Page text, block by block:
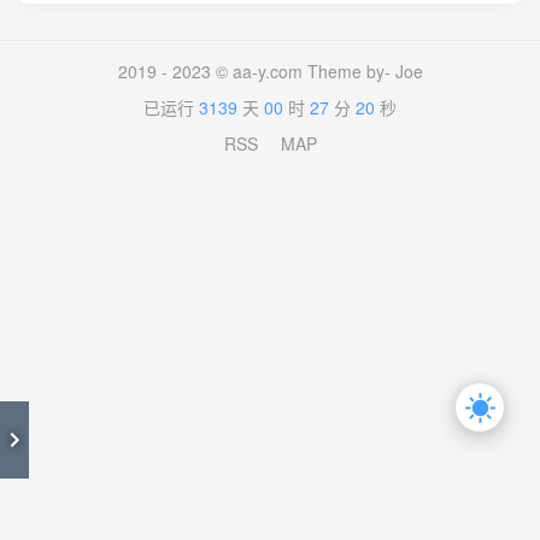
2019 - 2023 © aa-y.com Theme by- Joe
已运行 3139 天 00 时 27 分 21 秒
RSS
MAP